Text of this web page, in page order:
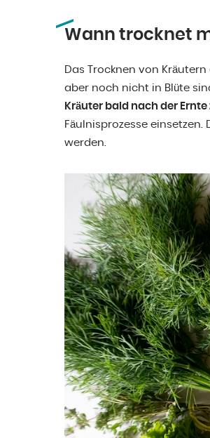
Wann trocknet
Das Trocknen von
aber noch nicht in Blüte
Kräuter bald nach der
Fäulnisprozesse
werden.